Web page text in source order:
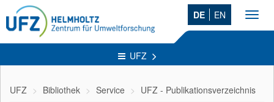
DE EN
UFZ
UFZ Bibliothek Service UFZ - Publikationsverzeichnis